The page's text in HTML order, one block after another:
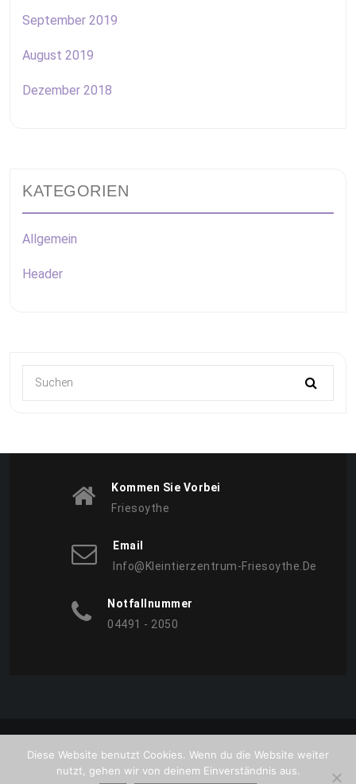
September 2019
August 2019
Dezember 2018
KATEGORIEN
Allgemein
Header
Kommen Sie Vorbei
Friesoythe
Email
Info@kleintierzentrum-Friesoythe.de
Notfallnummer
04491 - 2050
Proudly powered by WordPress |Theme:BetterHealthby
Diese Website benutzt Cookies. Wenn du die Website weiter
nutzt, gehen wir von deinem Einverständnis aus.